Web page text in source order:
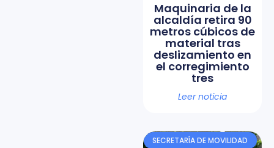
Maquinaria de la
alcaldía retira 90
metros cúbicos de
material tras
deslizamiento en
el corregimiento
tres
Leer noticia
SECRETARÍA DE MOVILIDAD